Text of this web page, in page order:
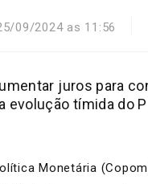
09/2024 as 11:56
juros para
evolução tímida do
Monetária